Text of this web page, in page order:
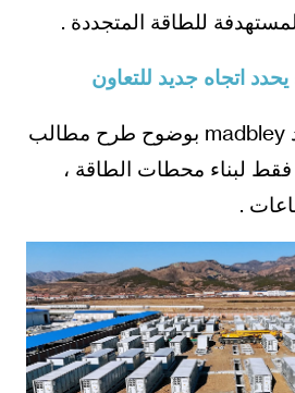
اتجاه جديد للتعاون
على الطاولة ، السيد madbley بوضوح طرح مطالب
لبناء محطات الطاقة ،
.